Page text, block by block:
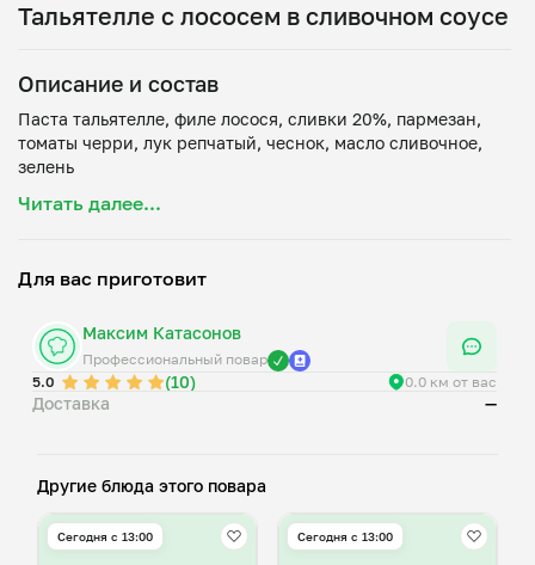
Тальятелле с лососем в сливочном соусе
Описание и состав
Паста тальятелле, филе лосося, сливки 20%, пармезан,
томаты черри, лук репчатый, чеснок, масло сливочное,
Читать далее...
Для вас приготовит
Максим Катасонов
Профессиональный повар
5.0
(10) 0.0 км от вас
Доставка —
Другие блюда этого повара
Сегодня с 13:00 Сегодня с 13:00